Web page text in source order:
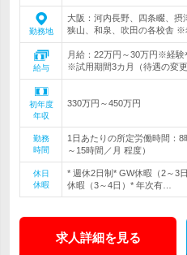
勤務地
大阪：河内長野、四条畷、摂
狭山、和泉、吹田の各校舎 ※
給与
月給：22万円～30万円※経
※試用期間3カ月（待遇の変更
初年度
年収
330万円～450万円
勤務
時間
1日あたりの所定労働時間：
～15時間／月 程度）
休日
休暇
* 週休2日制* GW休暇（2～3
休暇（3～4日）* 年次有…
求人詳細を見る